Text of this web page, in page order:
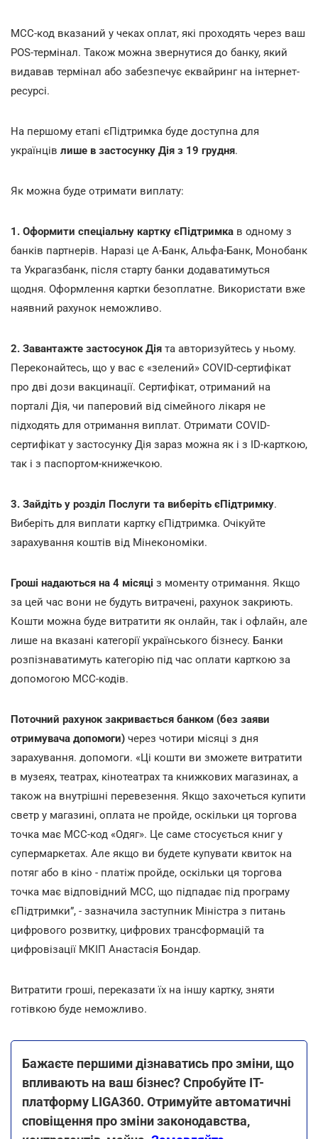
МСС-код вказаний у чеках оплат, які проходять через ваш
POS-термінал. Також можна звернутися до банку, який
видавав термінал або забезпечує еквайринг на інтернет-
ресурсі.
На першому етапі єПідтримка буде доступна для
українців лише в застосунку Дія з 19 грудня.
Як можна буде отримати виплату:
1. Оформити спеціальну картку єПідтримка в одному з
банків партнерів. Наразі це А-Банк, Альфа-Банк, Монобанк
та Украгазбанк, після старту банки додаватимуться
щодня. Оформлення картки безоплатне. Використати вже
наявний рахунок неможливо.
2. Завантажте застосунок Дія та авторизуйтесь у ньому.
Переконайтесь, що у вас є «зелений» COVID-сертифікат
про дві дози вакцинації. Сертифікат, отриманий на
порталі Дія, чи паперовий від сімейного лікаря не
підходять для отримання виплат. Отримати COVID-
сертифікат у застосунку Дія зараз можна як і з ID-карткою,
так і з паспортом-книжечкою.
3. Зайдіть у розділ Послуги та виберіть єПідтримку.
Виберіть для виплати картку єПідтримка. Очікуйте
зарахування коштів від Мінекономіки.
Гроші надаються на 4 місяці з моменту отримання. Якщо
за цей час вони не будуть витрачені, рахунок закриють.
Кошти можна буде витратити як онлайн, так і офлайн, але
лише на вказані категорії українського бізнесу. Банки
розпізнаватимуть категорію під час оплати карткою за
допомогою МСС-кодів.
Поточний рахунок закривається банком (без заяви
отримувача допомоги) через чотири місяці з дня
зарахування. допомоги. «Ці кошти ви зможете витратити
в музеях, театрах, кінотеатрах та книжкових магазинах, а
також на внутрішні перевезення. Якщо захочеться купити
светр у магазині, оплата не пройде, оскільки ця торгова
точка має МСС-код «Одяг». Це саме стосується книг у
супермаркетах. Але якщо ви будете купувати квиток на
потяг або в кіно - платіж пройде, оскільки ця торгова
точка має відповідний МСС, що підпадає під програму
єПідтримки”, - зазначила заступник Міністра з питань
цифрового розвитку, цифрових трансформацій та
цифровізації МКІП Анастасія Бондар.
Витратити гроші, переказати їх на іншу картку, зняти
готівкою буде неможливо.
Бажаєте першими дізнаватись про зміни, що
впливають на ваш бізнес? Спробуйте ІТ-
платформу LIGA360. Отримуйте автоматичні
сповіщення про зміни законодавства,